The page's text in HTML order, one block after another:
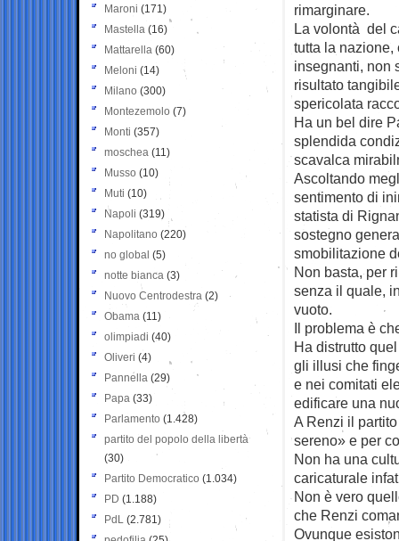
rimarginare.
La volontà del
tutta la
insegnanti, non
risultato
spericolata
Ha un bel dire
splendida
scavalca
Ascoltando
sentimento di
statista di
sostegno
smobilitazione
Non basta, per
senza il quale,
vuoto.
Il problema è
Ha distrutto
gli illusi che
e nei comitati
edificare una
A Renzi il
sereno» e per
Non ha una
caricaturale
Non è vero
che Renzi
Ovunque
Maroni (171)
Mastella (16)
Mattarella (60)
Meloni (14)
Milano (300)
Montezemolo (7)
Monti (357)
moschea (11)
Musso (10)
Muti (10)
Napoli (319)
Napolitano (220)
no global (5)
notte bianca (3)
Nuovo Centrodestra (2)
Obama (11)
olimpiadi (40)
Oliveri (4)
Pannella (29)
Papa (33)
Parlamento (1.428)
partito del popolo della libertà
(30)
Partito Democratico (1.034)
PD (1.188)
PdL (2.781)